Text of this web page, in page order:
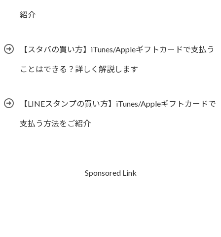
紹介
【スタバの買い方】iTunes/Appleギフトカードで支払う
ことはできる？詳しく解説します
【LINEスタンプの買い方】iTunes/Appleギフトカードで
支払う方法をご紹介
Sponsored Link